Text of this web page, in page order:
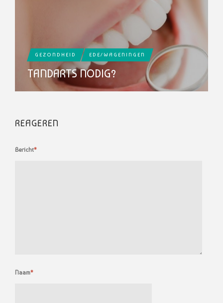
GEZONDHEID EDE/WAGENINGEN
TANDARTS NODIG?
REAGEREN
Bericht*
Naam*